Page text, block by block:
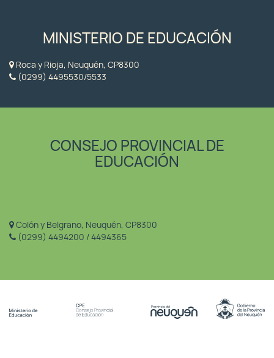
MINISTERIO DE EDUCACIÓN
Roca y Rioja, Neuquén, CP8300
(0299) 4495530/5533
CONSEJO PROVINCIAL DE
EDUCACIÓN
Colón y Belgrano, Neuquén, CP8300
(0299) 4494200 / 4494365